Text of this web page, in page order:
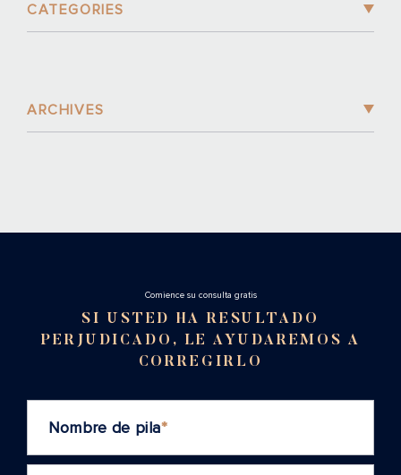
CATEGORIES
ARCHIVES
Cоmience su consulta gratis
SI USTED HA RESULTADO
PERJUDICADO, LE AYUDAREMOS A
CORREGIRLO
Nombre de pila*